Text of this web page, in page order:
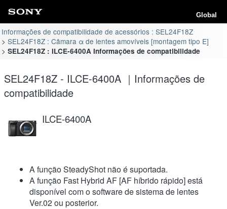
Global
Informações de compatibilidade de acessórios : SEL24F18Z
SEL24F18Z : Câmara α de lentes amovíveis [montagem tipo E]
SEL24F18Z : ILCE-6400A Informações de compatibilidade
SEL24F18Z - ILCE-6400A ｜Informações de
compatibilidade
ILCE-6400A
A função SteadyShot não é suportada.
A função Fast Hybrid AF [AF híbrido rápido] está
disponível com o software de sistema de lentes
Ver.02 ou posterior.